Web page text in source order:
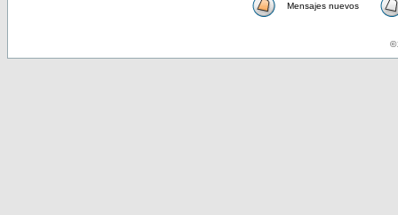
Mensajes nuevos
©